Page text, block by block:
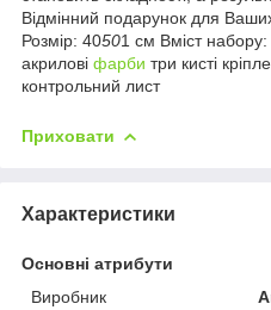
Відмінний подарунок для
Розмір: 40501 см Вміст
акрилові фарби три кисті
контрольний лист
Приховати
Характеристики
Основні атрибути
Виробник